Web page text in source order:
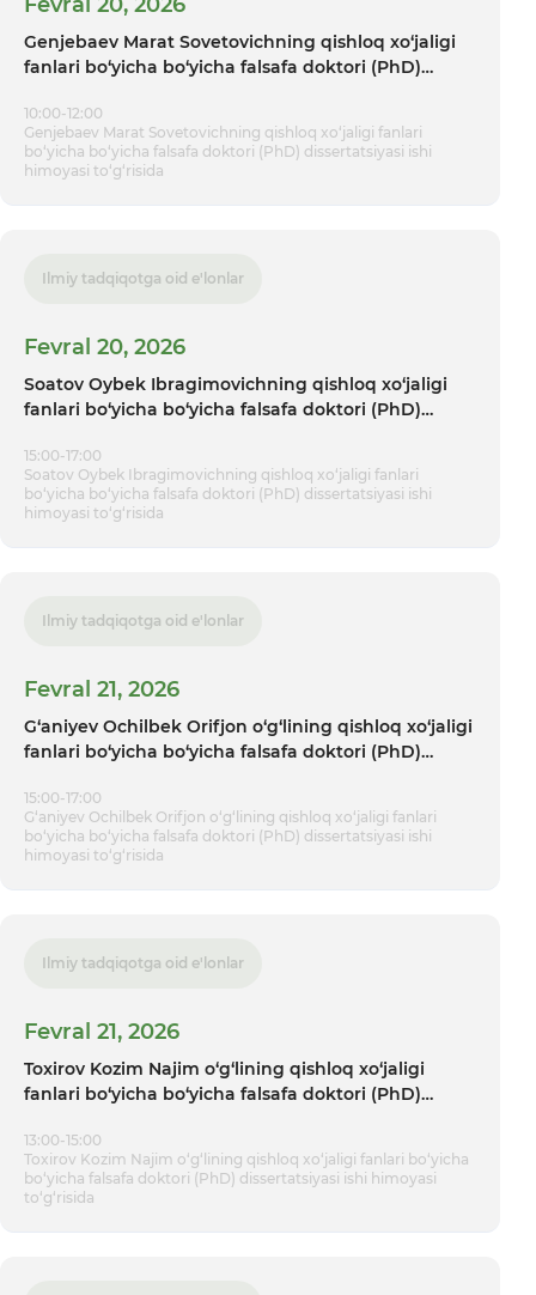
Genjebaev Marat Sovetovichning qishloq xo‘jaligi
fanlari bo‘yicha bo‘yicha falsafa doktori (PhD)
10:00-12:00
Genjebaev Marat Sovetovichning qishloq xo‘jaligi fanlari
bo‘yicha bo‘yicha falsafa doktori (PhD) dissertatsiyasi ishi
himoyasi tо‘g‘risida
Ilmiy tadqiqotga oid e'lonlar
Fevral 20, 2026
Soatov Oybek Ibragimovichning qishloq xo‘jaligi
fanlari bo‘yicha bo‘yicha falsafa doktori (PhD)
15:00-17:00
Soatov Oybek Ibragimovichning qishloq xo‘jaligi fanlari
bo‘yicha bo‘yicha falsafa doktori (PhD) dissertatsiyasi ishi
himoyasi tо‘g‘risida
Ilmiy tadqiqotga oid e'lonlar
Fevral 21, 2026
G‘aniyev Ochilbek Orifjon o‘g‘lining qishloq xo‘jaligi
fanlari bo‘yicha bo‘yicha falsafa doktori (PhD)
15:00-17:00
G‘aniyev Ochilbek Orifjon o‘g‘lining qishloq xo‘jaligi fanlari
bo‘yicha bo‘yicha falsafa doktori (PhD) dissertatsiyasi ishi
himoyasi tо‘g‘risida
Ilmiy tadqiqotga oid e'lonlar
Fevral 21, 2026
Toxirov Kozim Najim o‘g‘lining qishloq xo‘jaligi
fanlari bo‘yicha bo‘yicha falsafa doktori (PhD)
13:00-15:00
Toxirov Kozim Najim o‘g‘lining qishloq xo‘jaligi fanlari bo‘yicha
bo‘yicha falsafa doktori (PhD) dissertatsiyasi ishi himoyasi
tо‘g‘risida